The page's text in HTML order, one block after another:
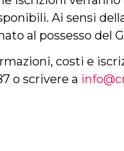
Ai sensi
al possesso del
costi e
o scrivere a